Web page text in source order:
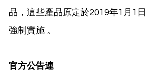
品，這些產品原定於2019年1月1日
強制實施 。
官方公告連